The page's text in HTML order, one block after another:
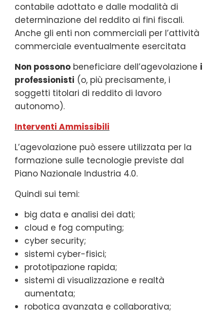
contabile adottato e dalle modalità di
determinazione del reddito ai fini fiscali.
Anche gli enti non commerciali per l’attività
commerciale eventualmente esercitata
Non possono beneficiare dell’agevolazione i
professionisti (o, più precisamente, i
soggetti titolari di reddito di lavoro
autonomo).
Interventi Ammissibili
L’agevolazione può essere utilizzata per la
formazione sulle tecnologie previste dal
Piano Nazionale Industria 4.0.
Quindi sui temi:
big data e analisi dei dati;
cloud e fog computing;
cyber security;
sistemi cyber-fisici;
prototipazione rapida;
sistemi di visualizzazione e realtà
aumentata;
robotica avanzata e collaborativa;